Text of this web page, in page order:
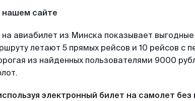
нашем сайте
авиабилет из Минска показывает
летают 5 прямых рейсов и 10 рейсов с
из найденных пользователями 9000
электронный билет на самолет без